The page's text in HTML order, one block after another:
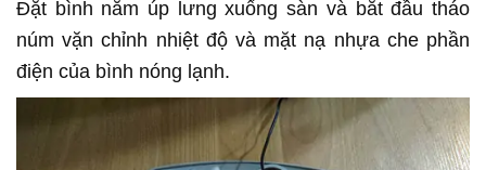
Đặt bình nằm úp lưng xuống sàn và bắt đầu tháo
núm vặn chỉnh nhiệt độ và mặt nạ nhựa che phần
điện của bình nóng lạnh.